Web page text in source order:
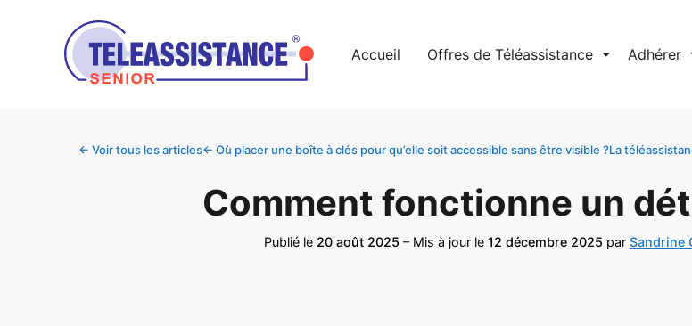
Accueil Offres de Téléassistance ⏷ Adhérer
← Voir tous les articles← Où placer une boîte à clés pour qu’elle soit accessible sans être visible ?La
Comment fonctionne un
Publié le 20 août 2025 – Mis à jour le 12 décembre 2025 par Sandrine